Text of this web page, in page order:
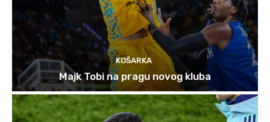
KOŠARKA
Majk Tobi na pragu novog kluba